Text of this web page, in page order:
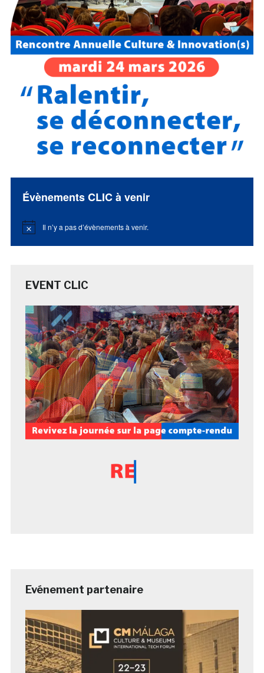
Évènements CLIC à venir
Notice Il n’y a pas d’évènements à venir.
EVENT CLIC
Evénement partenaire